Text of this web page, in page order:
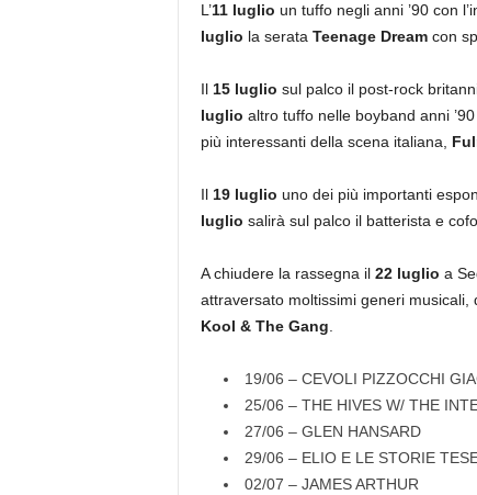
L’11 luglio un tuffo negli anni ’90 con
luglio la serata Teenage Dreamcon
Il 15 luglio sul palco il post-rock
luglio altro tuffo nelle boyband anni
più interessanti della scena italiana,
Il 19 luglio uno dei più importanti
luglio salirà sul palco il batterista e
A chiudere la rassegna il 22 luglio a
attraversato moltissimi generi
Kool & The Gang
19/06 – CEVOLI PIZZOCCHI
25/06 – THE HIVES W/ THE
27/06 – GLEN HANSARD
29/06 – ELIO E LE STORIE
02/07 – JAMES ARTHUR